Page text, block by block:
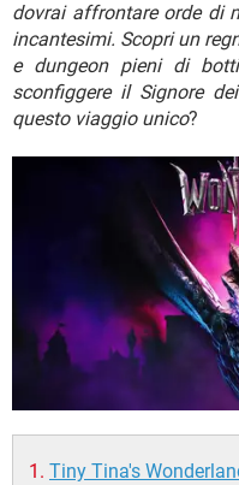
HARDWARE
TIKTOK
HARDWARE
dovrai affrontare orde di
incantesimi. Scopri un
e dungeon pieni di
sconfiggere il Signore
questo viaggio unico?
Tiny Tina's